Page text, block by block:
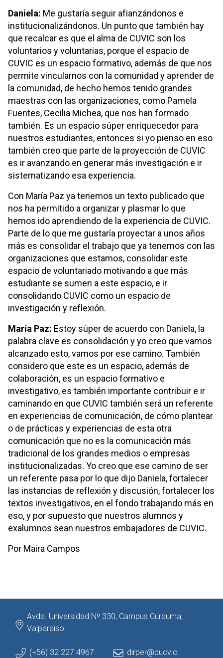
Daniela: Me gustaría seguir afianzándonos e
institucionalizándonos. Un punto que también hay
que recalcar es que el alma de CUVIC son los
voluntarios y voluntarias, porque el espacio de
CUVIC es un espacio formativo, además de que nos
permite vincularnos con la comunidad y aprender de
la comunidad, de hecho hemos tenido grandes
maestras con las organizaciones, como Pamela
Fuentes, Cecilia Michea, que nos han formado
también. Es un espacio súper enriquecedor para
nuestros estudiantes, entonces si yo pienso en eso
también creo que parte de la proyección de CUVIC
es ir avanzando en generar más investigación e ir
sistematizando esa experiencia.
Con María Paz ya tenemos un texto publicado que
nos ha permitido a organizar y plasmar lo que
hemos ido aprendiendo de la experiencia de CUVIC.
Parte de lo que me gustaría proyectar a unos años
más es consolidar el trabajo que ya tenemos con las
organizaciones que estamos, consolidar este
espacio de voluntariado motivando a que más
estudiante se sumen a este espacio, e ir
consolidando CUVIC como un espacio de
investigación y reflexión.
María Paz: Estoy súper de acuerdo con Daniela, la
palabra clave es consolidación y yo creo que vamos
alcanzado esto, vamos por ese camino. También
considero que este es un espacio, además de
colaboración, es un espacio formativo e
investigativo, es también importante contribuir e ir
caminando en que CUVIC también será un referente
en experiencias de comunicación, de cómo plantear
o de prácticas y experiencias de esta otra
comunicación que no es la comunicación más
tradicional de los grandes medios o empresas
institucionalizadas. Yo creo que ese camino de ser
un referente pasa por lo que dijo Daniela, fortalecer
las instancias de reflexión y discusión, fortalecer los
textos investigativos, en el fondo trabajando más en
eso, y por supuesto que nuestros alumnos y
exalumnos sean nuestros embajadores de CUVIC.
Por Maira Campos
Avda. Universidad Nº 330, Campus Curauma,
Valparaíso.
(+56) 32 227 4967 dirper@pucv.cl